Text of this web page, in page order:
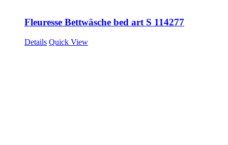
Fleuresse Bettwäsche bed art S 114277
Details Quick View